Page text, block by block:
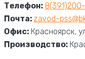
Телефон:
Почта: zavod-
Офис: Красноярск,
Производство: